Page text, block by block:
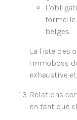
formelle
belges.
La liste des
Immoboss
exhaustive
Relations
en tant que